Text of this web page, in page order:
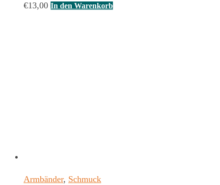
€13,00 In den Warenkorb
Armbänder, Schmuck